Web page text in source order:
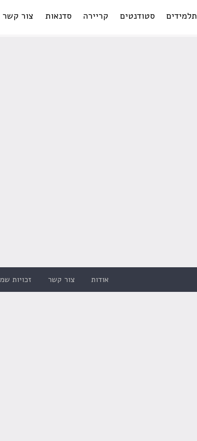
תלמידים סטודנטים קריירה סדנאות צור קשר
אודות
צור קשר זכויות